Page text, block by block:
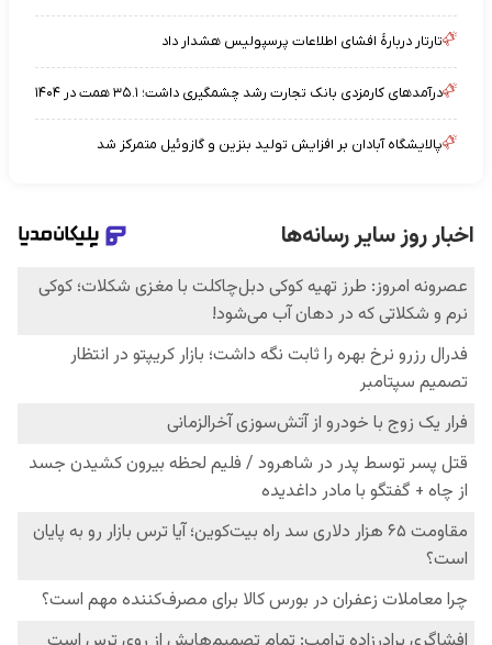
تارتار دربارهٔ افشای اطلاعات پرسپولیس هشدار داد
درآمدهای کارمزدی بانک تجارت رشد چشمگیری داشت؛ ۳۵.۱ همت در ۱۴۰۴
پالایشگاه آبادان بر افزایش تولید بنزین و گازوئیل متمرکز شد